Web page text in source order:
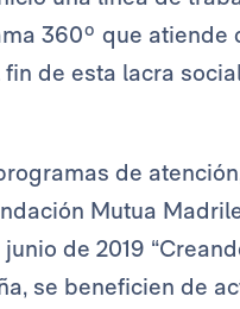
360º que
de esta lacra
de
Mutua
de 2019
se beneficien de